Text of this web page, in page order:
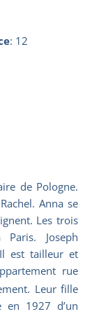
: 12
de Pologne.
Anna se
Les trois
Joseph
est tailleur et
rue
Leur fille
en 1927 d’un